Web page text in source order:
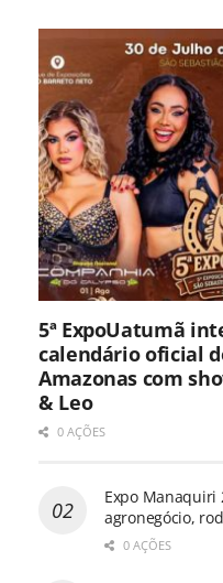
5ª ExpoUatumã
calendário oficial
Amazonas com
& Leo
0 AÇÕES
Expo Manaquiri
agronegócio,
0 AÇÕES